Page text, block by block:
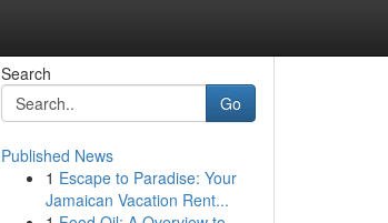
Search
Go
Published News
1 Escape to Paradise: Your
Jamaican Vacation Rent...